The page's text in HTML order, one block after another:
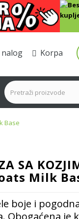
Korpa
Base
SA
Milk
boje i